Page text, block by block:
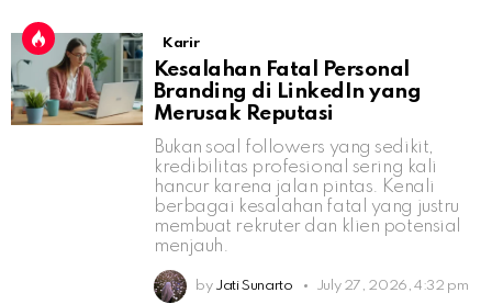
Karir
Kesalahan Fatal Personal
Branding di LinkedIn yang
Merusak Reputasi
Bukan soal followers yang sedikit,
kredibilitas profesional sering kali
hancur karena jalan pintas. Kenali
berbagai kesalahan fatal yang justru
membuat rekruter dan klien potensial
menjauh.
by Jati Sunarto July 27, 2026, 4:32 pm